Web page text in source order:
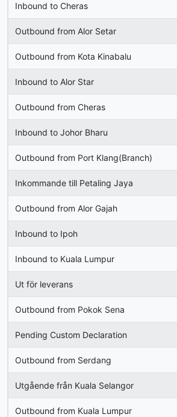
Inbound to Cheras
Outbound from Alor Setar
Outbound from Kota Kinabalu
Inbound to Alor Star
Outbound from Cheras
Inbound to Johor Bharu
Outbound from Port Klang(Branch)
Inkommande till Petaling Jaya
Outbound from Alor Gajah
Inbound to Ipoh
Inbound to Kuala Lumpur
Ut för leverans
Outbound from Pokok Sena
Pending Custom Declaration
Outbound from Serdang
Utgående från Kuala Selangor
Outbound from Kuala Lumpur